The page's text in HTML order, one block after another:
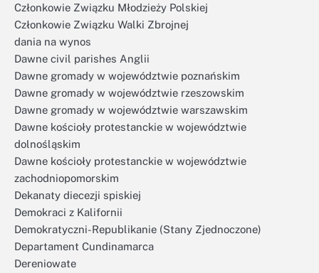
Członkowie Związku Młodzieży Polskiej
Członkowie Związku Walki Zbrojnej
dania na wynos
Dawne civil parishes Anglii
Dawne gromady w województwie poznańskim
Dawne gromady w województwie rzeszowskim
Dawne gromady w województwie warszawskim
Dawne kościoły protestanckie w województwie
dolnośląskim
Dawne kościoły protestanckie w województwie
zachodniopomorskim
Dekanaty diecezji spiskiej
Demokraci z Kalifornii
Demokratyczni-Republikanie (Stany Zjednoczone)
Departament Cundinamarca
Dereniowate